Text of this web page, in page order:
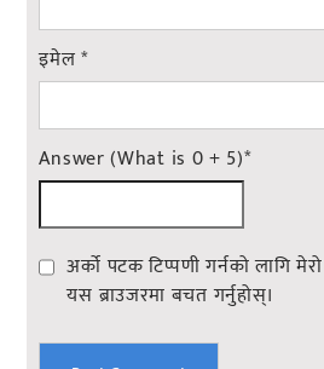
इमेल*
Answer (What is 0 + 5)*
अर्को पटक टिप्पणी गर्नको लागि
यस ब्राउजरमा बचत गर्नुहोस्।